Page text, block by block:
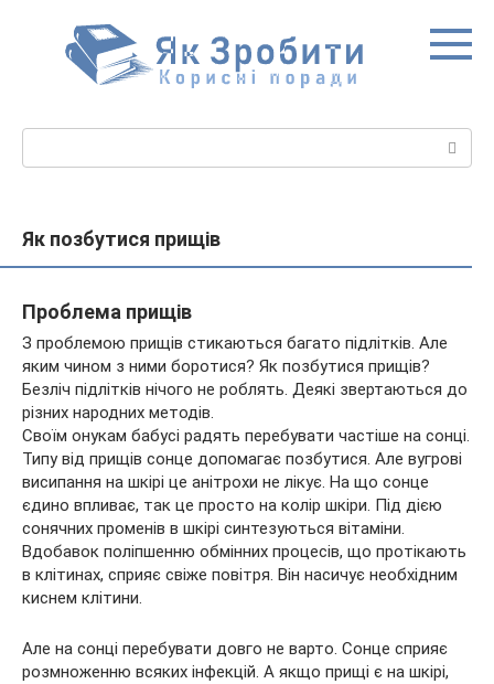
Як позбутися прищів
Проблема прищів
З проблемою прищів стикаються багато підлітків. Але
яким чином з ними боротися? Як позбутися прищів?
Безліч підлітків нічого не роблять. Деякі звертаються до
різних народних методів.
Своїм онукам бабусі радять перебувати частіше на сонці.
Типу від прищів сонце допомагає позбутися. Але вугрові
висипання на шкірі це анітрохи не лікує. На що сонце
єдино впливає, так це просто на колір шкіри. Під дією
сонячних променів в шкірі синтезуються вітаміни.
Вдобавок поліпшенню обмінних процесів, що протікають
в клітинах, сприяє свіже повітря. Він насичує необхідним
киснем клітини.
Але на сонці перебувати довго не варто. Сонце сприяє
розмноженню всяких інфекцій. А якщо прищі є на шкірі,